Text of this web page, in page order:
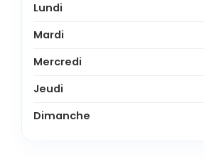
Lundi
Mardi
Mercredi
Jeudi
Dimanche